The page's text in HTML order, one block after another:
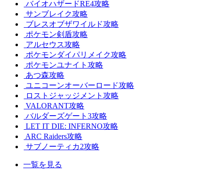
バイオハザードRE4攻略
サンブレイク攻略
ブレスオブザワイルド攻略
ポケモン剣盾攻略
アルセウス攻略
ポケモンダイパリメイク攻略
ポケモンユナイト攻略
あつ森攻略
ユニコーンオーバーロード攻略
ロストジャッジメント攻略
VALORANT攻略
バルダーズゲート3攻略
LET IT DIE: INFERNO攻略
ARC Raiders攻略
サブノーティカ2攻略
一覧を見る